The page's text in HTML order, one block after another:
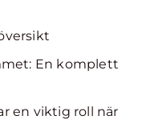
En komplett
en viktig roll när